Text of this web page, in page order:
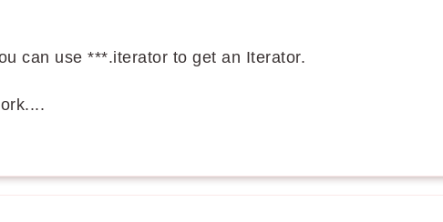
can use ***.iterator to get an Iterator.